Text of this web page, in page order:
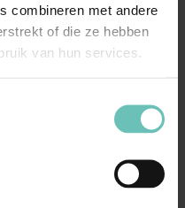
combineren met andere
of die ze hebben
van hun services.